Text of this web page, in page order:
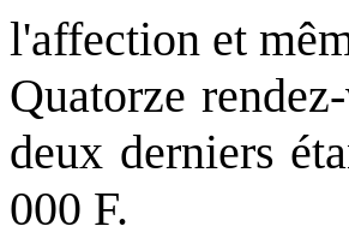
l'affection et
Quatorze
deux derniers
000 F.